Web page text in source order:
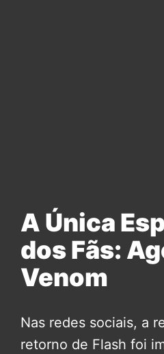
A Única
dos Fãs:
Venom
Nas redes sociais, a
retorno de Flash foi